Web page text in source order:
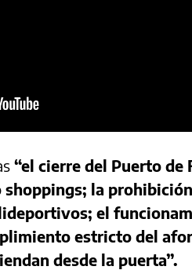
“el cierre del Puerto de
la
el
estricto del
desde la puerta”.